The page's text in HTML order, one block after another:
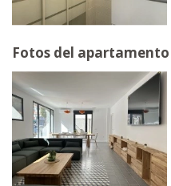
Fotos del apartamento